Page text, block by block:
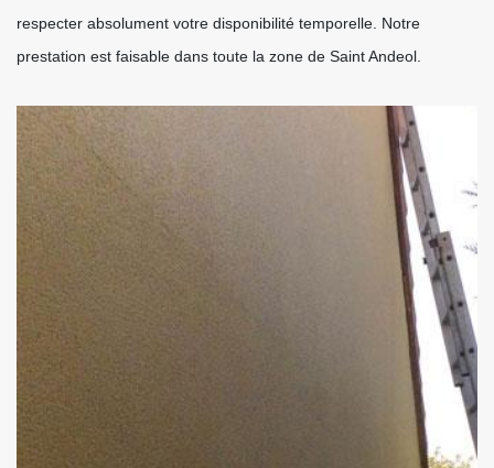
respecter absolument votre disponibilité temporelle. Notre
prestation est faisable dans toute la zone de Saint Andeol.